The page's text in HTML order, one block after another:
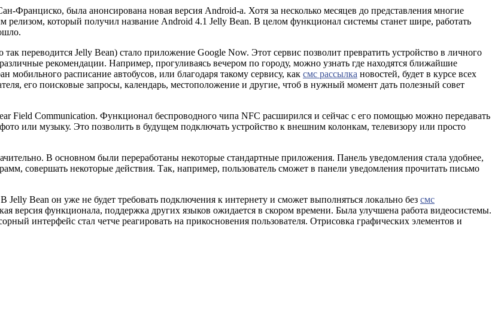
Франциско, была анонсирована новая версия Android-а. Хотя за несколько месяцев до представления многие
который получил название Android 4.1 Jelly Bean. В целом функционал системы станет шире, работать
переводится Jelly Bean) стало приложение Google Now. Этот сервис позволит превратить устройство в личного
рекомендации. Например, прогуливаясь вечером по городу, можно узнать где находятся ближайшие
мобильного расписание автобусов, или благодаря такому сервису, как смс рассылка новостей, будет в курсе всех
его поисковые запросы, календарь, местоположение и другие, чтоб в нужный момент дать полезный совет
Field Communication. Функционал беспроводного чипа NFC расширился и сейчас с его помощью можно передавать
или музыку. Это позволить в будущем подключать устройство к внешним колонкам, телевизору или просто
В основном были переработаны некоторые стандартные приложения. Панель уведомления стала удобнее,
совершать некоторые действия. Так, например, пользователь сможет в панели уведомления прочитать письмо
Bean он уже не будет требовать подключения к интернету и сможет выполняться локально без смс
версия функционала, поддержка других языков ожидается в скором времени. Была улучшена работа видеосистемы.
интерфейс стал четче реагировать на прикосновения пользователя. Отрисовка графических элементов и